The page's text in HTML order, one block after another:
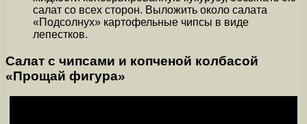
салат со всех сторон. Выложить около салата
«Подсолнух» картофельные чипсы в виде
лепестков.
Салат с чипсами и копченой колбасой
«Прощай фигура»